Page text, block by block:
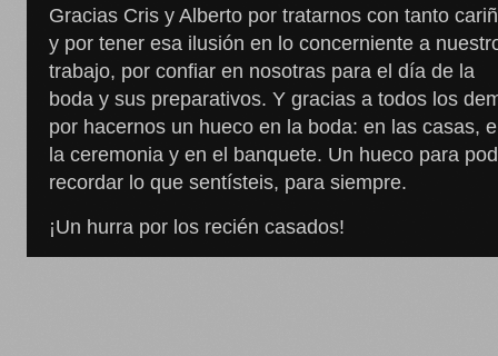
Gracias Cris y Alberto por tratarnos con tanto
y por tener esa ilusión en lo concerniente a
trabajo, por confiar en nosotras para el día de la
boda y sus preparativos. Y gracias a todos los
por hacernos un hueco en la boda: en las casas,
la ceremonia y en el banquete. Un hueco para
recordar lo que sentísteis, para siempre.
¡Un hurra por los recién casados!